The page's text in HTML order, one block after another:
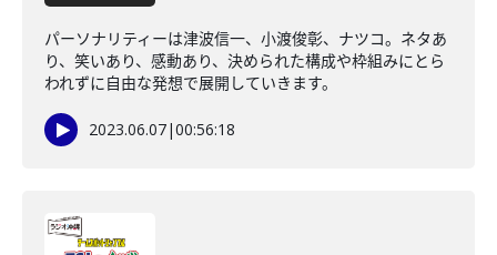
パーソナリティーは津波信一、小渡俊彰、ナツコ。ネタあ
り、笑いあり、感動あり、決められた構成や枠組みにとら
われずに自由な発想で展開していきます。
2023.06.07|00:56:18